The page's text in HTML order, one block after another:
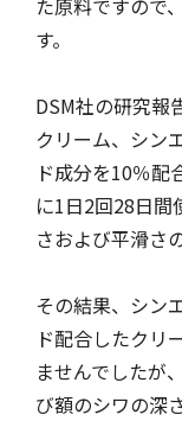
た原料ですので
す。
DSM社の研究報
クリーム、シン
ド成分を10％配
に1日2回28日間
さおよび平滑さ
その結果、シン
ド配合したクリ
ませんでしたが
び額のシワの深